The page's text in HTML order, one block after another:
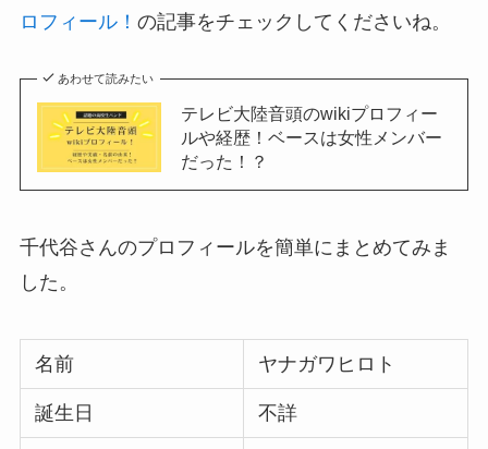
ロフィール！ の記事をチェックしてくださいね。
あわせて読みたい
テレビ大陸音頭のwikiプロフィー
ルや経歴！ベースは女性メンバー
だった！？
千代谷さんのプロフィールを簡単にまとめてみま
した。
名前 ヤナガワヒロト
誕生日 不詳